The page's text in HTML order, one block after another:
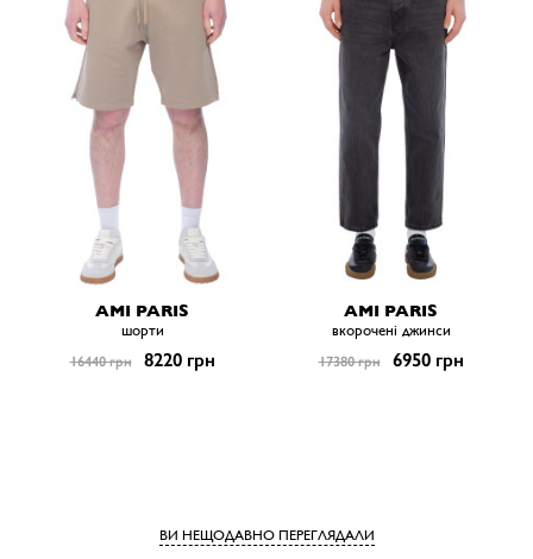
AMI PARIS
шорти
16440 грн 8220 грн
AMI PARIS
вкорочені джинси
17380 грн 6950 грн
ВИ НЕЩОДАВНО ПЕРЕГЛЯДАЛИ